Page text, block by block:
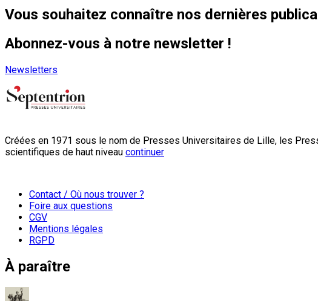
Vous souhaitez connaître nos dernières
Abonnez-vous à notre newsletter !
Newsletters
Créées en 1971 sous le nom de Presses Universitaires de Lille, les
scientifiques de haut niveau continuer
Contact / Où nous trouver ?
Foire aux questions
CGV
Mentions légales
RGPD
À paraître